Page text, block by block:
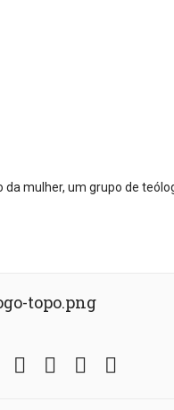
mulher, um grupo de
TwitterInstagramYouTube
Fickr